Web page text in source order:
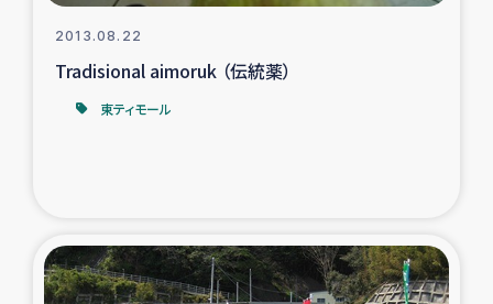
2013.08.22
Tradisional aimoruk （伝統薬）
東ティモール